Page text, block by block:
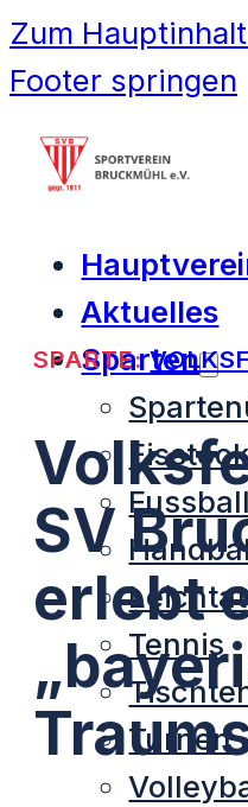
Zum
Footer springen
Aktuelles
Sparten
Fussball
Tennis
Turnen
SPARTE:
SV
erlebt